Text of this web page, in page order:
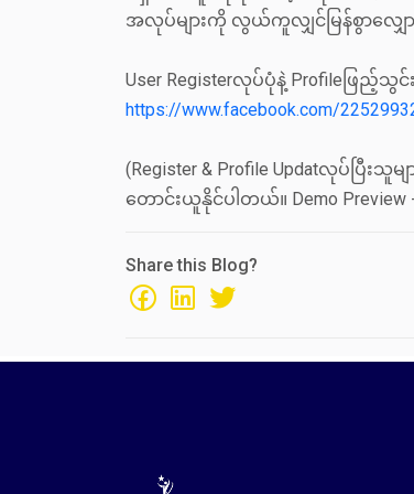
အလုပ်များကို လွယ်ကူလျှင်မြန်စွာလျှော
User Registerလုပ်ပုံနဲ့ Profileဖြည့်သွင်
https://www.facebook.com/
(Register & Profile Updatလုပ်ပြီးသူမ
တောင်းယူနိုင်ပါတယ်။ Demo Preview
Share this Blog?